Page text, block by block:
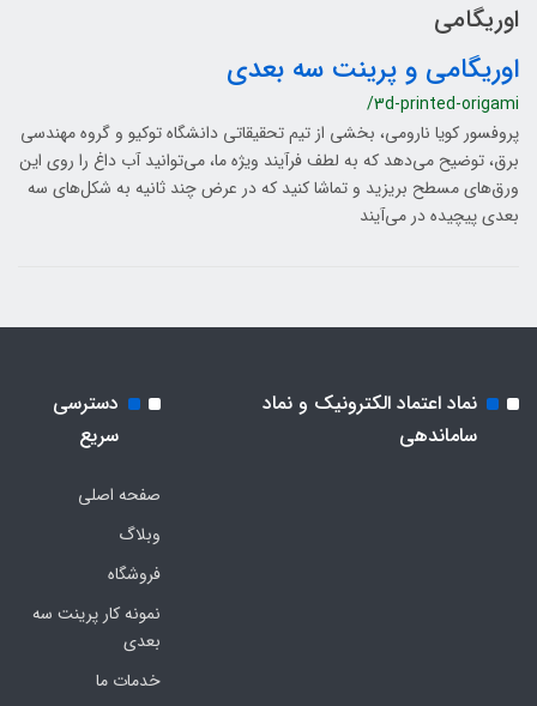
اوریگامی
اوریگامی و پرینت سه بعدی
/3d-printed-origami
پروفسور کویا نارومی، بخشی از تیم تحقیقاتی دانشگاه توکیو و گروه مهندسی
برق، توضیح می‌دهد که به لطف فرآیند ویژه ما، می‌توانید آب داغ را روی این
ورق‌های مسطح بریزید و تماشا کنید که در عرض چند ثانیه به شکل‌های سه
بعدی پیچیده در می‌آیند
نماد اعتماد الکترونیک و نماد
ساماندهی
دسترسی
سریع
صفحه اصلی
وبلاگ
فروشگاه
نمونه کار پرینت سه
بعدی
خدمات ما